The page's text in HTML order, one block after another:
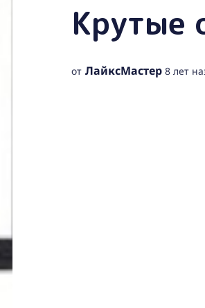
Крутые
от ЛайкcМастер 8 лет